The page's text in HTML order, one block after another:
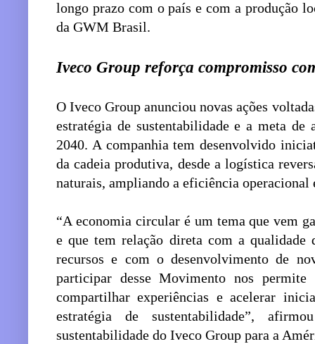
longo prazo com o país e com a produção
da GWM Brasil.
Iveco Group reforça compromisso
O Iveco Group anunciou novas ações
estratégia de sustentabilidade e a meta de
2040. A companhia tem desenvolvido
da cadeia produtiva, desde a logística
naturais, ampliando a eficiência operacional
“A economia circular é um tema que vem
e que tem relação direta com a qualidade
recursos e com o desenvolvimento de
participar desse Movimento nos permite
compartilhar experiências e acelerar
estratégia de sustentabilidade”,
sustentabilidade do Iveco Group para a